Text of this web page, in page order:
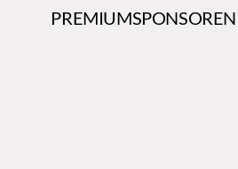
PREMIUMSPONSOREN